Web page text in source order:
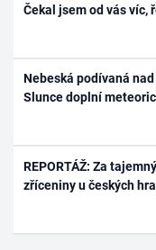
Čekal jsem od vás víc,
Nebeská podívaná
Slunce doplní
REPORTÁŽ: Za
zříceniny u českých